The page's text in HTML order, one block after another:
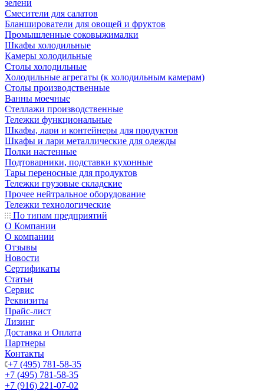
зелени
Смесители для салатов
Бланширователи для овощей и фруктов
Промышленные соковыжималки
Шкафы холодильные
Камеры холодильные
Столы холодильные
Холодильные агрегаты (к холодильным камерам)
Столы производственные
Ванны моечные
Стеллажи производственные
Тележки функциональные
Шкафы, лари и контейнеры для продуктов
Шкафы и лари металлические для одежды
Полки настенные
Подтоварники, подставки кухонные
Тары переносные для продуктов
Тележки грузовые складские
Прочее нейтральное оборудование
Тележки технологические
По типам предприятий
О Компании
О компании
Отзывы
Новости
Сертификаты
Статьи
Сервис
Реквизиты
Прайс-лист
Лизинг
Доставка и Оплата
Партнеры
Контакты
+7 (495) 781-58-35
+7 (495) 781-58-35
+7 (916) 221-07-02